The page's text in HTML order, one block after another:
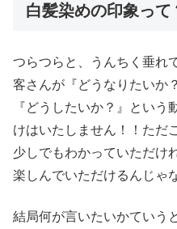
白髪染めの印象っ
つらつらと、うんちく垂れ
客さんが『どうなりたいか
『どうしたいか？』とい
けはいたしません！！ただ
少しでもわかっていただけ
楽しんでいただけるんじゃ
結局何が言いたいかていう